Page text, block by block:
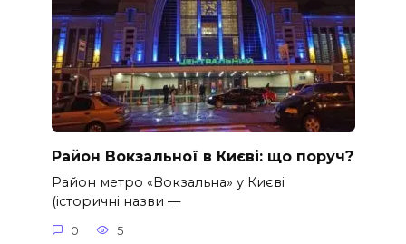
Район Вокзальної в Києві: що поруч?
Район метро «Вокзальна» у Києві
(історичні назви —
0 5